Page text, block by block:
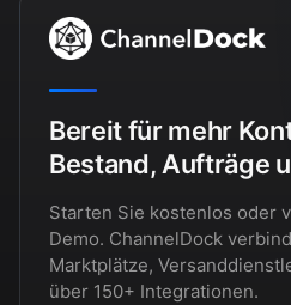
Bereit für mehr
Bestand, Aufträge
Starten Sie kostenlos oder
Demo. ChannelDock
Marktplätze,
über 150+ Integrationen.